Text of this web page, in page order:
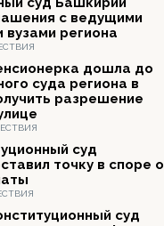
с ведущими
региона
дошла до
суда региона в
разрешение
суд
точку в споре о
суд